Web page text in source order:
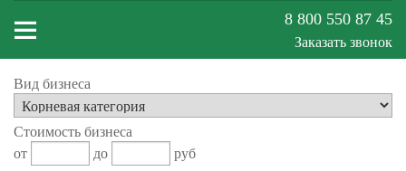
Меню
сайта
8 800 550 87 45
Заказать звонок
Вид бизнеса
Стоимость бизнеса
от
до
руб